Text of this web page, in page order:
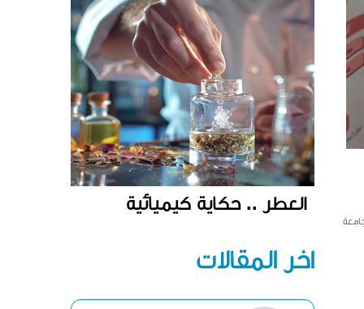
العطر .. حكاية كيميائية
آخر المقالات